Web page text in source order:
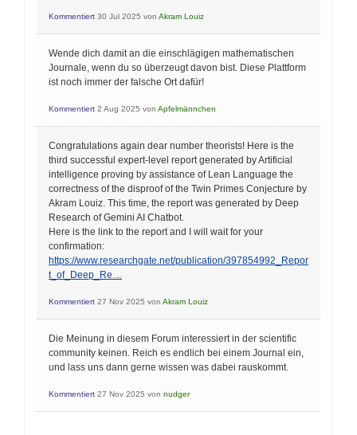
Kommentiert 30 Jul 2025 von Akram Louiz
Wende dich damit an die einschlägigen mathematischen
Journale, wenn du so überzeugt davon bist. Diese Plattform
ist noch immer der falsche Ort dafür!
Kommentiert 2 Aug 2025 von Apfelmännchen
Congratulations again dear number theorists! Here is the
third successful expert-level report generated by Artificial
intelligence proving by assistance of Lean Language the
correctness of the disproof of the Twin Primes Conjecture by
Akram Louiz. This time, the report was generated by Deep
Research of Gemini AI Chatbot.
Here is the link to the report and I will wait for your
confirmation:
https://www.researchgate.net/publication/397854992_Repor
t_of_Deep_Re…
Kommentiert 27 Nov 2025 von Akram Louiz
Die Meinung in diesem Forum interessiert in der scientific
community keinen. Reich es endlich bei einem Journal ein,
und lass uns dann gerne wissen was dabei rauskommt.
Kommentiert 27 Nov 2025 von nudger